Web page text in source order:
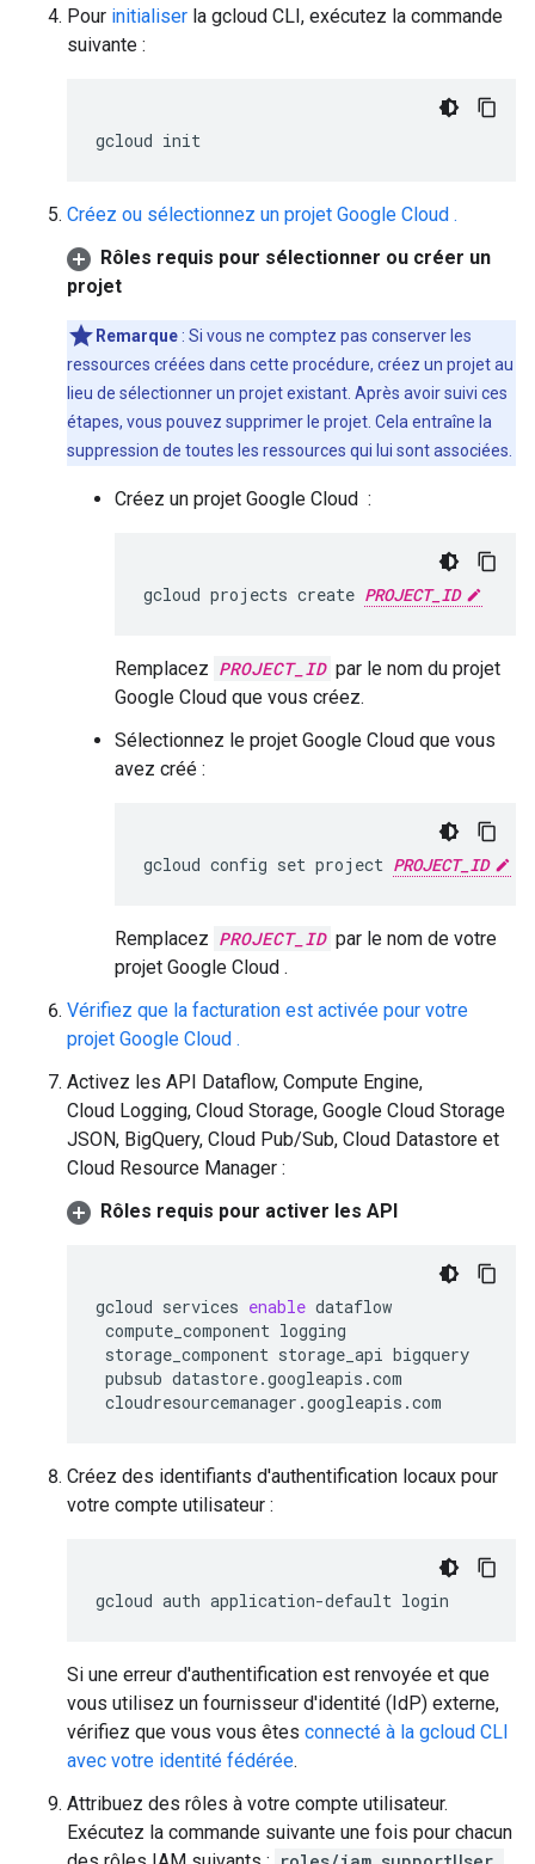
Pour initialiser la gcloud CLI, exécutez la commande
suivante :
gcloud init
Créez ou sélectionnez un projet Google Cloud .
Rôles requis pour sélectionner ou créer un
projet
Remarque : Si vous ne comptez pas conserver les
ressources créées dans cette procédure, créez un projet au
lieu de sélectionner un projet existant. Après avoir suivi ces
étapes, vous pouvez supprimer le projet. Cela entraîne la
suppression de toutes les ressources qui lui sont associées.
Créez un projet Google Cloud :
gcloud projects create PROJECT_ID
Remplacez PROJECT_ID par le nom du projet
Google Cloud que vous créez.
Sélectionnez le projet Google Cloud que vous
avez créé :
gcloud config set project PROJECT_ID
Remplacez PROJECT_ID par le nom de votre
projet Google Cloud .
Vérifiez que la facturation est activée pour votre
projet Google Cloud .
Activez les API Dataflow, Compute Engine,
Cloud Logging, Cloud Storage, Google Cloud Storage
JSON, BigQuery, Cloud Pub/Sub, Cloud Datastore et
Cloud Resource Manager :
Rôles requis pour activer les API
gcloud services enable dataflow
compute_component logging
storage_component storage_api bigquery
pubsub datastore.googleapis.com
cloudresourcemanager.googleapis.com
Créez des identifiants d'authentification locaux pour
votre compte utilisateur :
gcloud auth application-default login
Si une erreur d'authentification est renvoyée et que
vous utilisez un fournisseur d'identité (IdP) externe,
vérifiez que vous vous êtes connecté à la gcloud CLI
avec votre identité fédérée.
Attribuez des rôles à votre compte utilisateur.
Exécutez la commande suivante une fois pour chacun